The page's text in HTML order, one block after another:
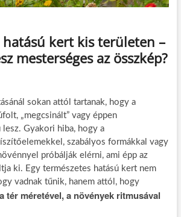
hatású kert kis területen –
mesterséges az összkép?
sokan attól tartanak, hogy a
„megcsinált” vagy éppen
lesz. Gyakori hiba, hogy a
szabályos formákkal vagy
próbálják elérni, ami épp az
ki. Egy természetes hatású kert nem
vadnak tűnik, hanem attól, hogy
tér méretével, a növények ritmusával